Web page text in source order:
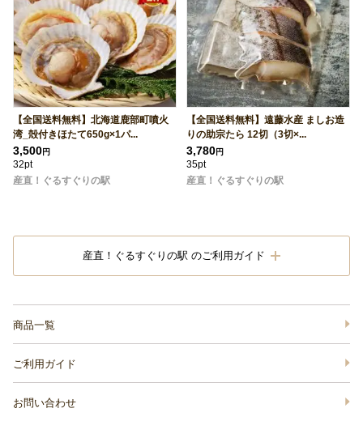
【全国送料無料】北海道鹿部町噴火
湾_殻付きほたて650g×1パ...
3,500円
32pt
産直！ぐるすぐりの駅
【全国送料無料】遠藤水産 ましお造
りの助宗たら 12切（3切×...
3,780円
35pt
産直！ぐるすぐりの駅
産直！ぐるすぐりの駅 のご利用ガイド
商品一覧
ご利用ガイド
お問い合わせ